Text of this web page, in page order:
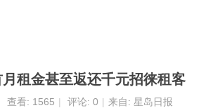
租金甚至返还千元招徕租客
查看: 1565 | 评论: 0 | 来自: 星岛日报